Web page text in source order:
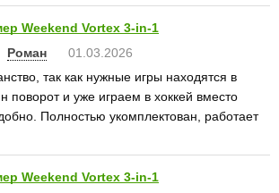
Weekend Vortex 3-in-1
Роман
01.03.2026
так как нужные игры находятся в
поворот и уже играем в хоккей вместо
Полностью укомплектован, работает
Weekend Vortex 3-in-1